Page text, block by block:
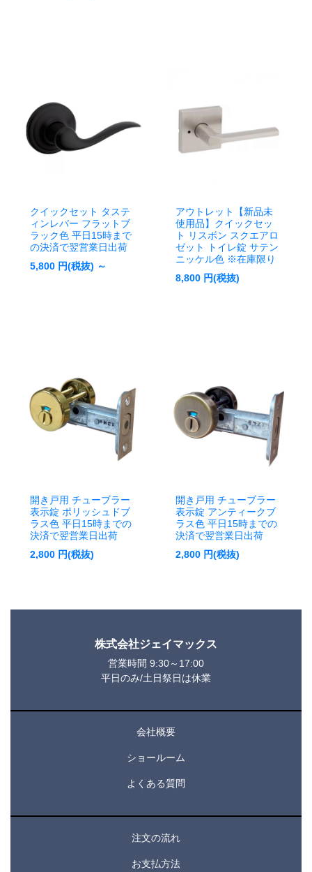
クイックセット タステ
ィンレバー フラットブ
ラック色 平日15時まで
の決済で翌営業日出荷
5,800 円(税抜) ～
アウトレット【新品未
使用品】クイックセッ
ト リスボン スクエアロ
ゼット トイレ錠 サテン
ニッケル色 ※在庫限り
8,800 円(税抜)
開き戸用 チューブラー
表示錠 ポリッシュドブ
ラス色 平日15時までの
決済で翌営業日出荷
2,800 円(税抜)
開き戸用 チューブラー
表示錠 アンティークブ
ラス色 平日15時までの
決済で翌営業日出荷
2,800 円(税抜)
株式会社ジェイマックス
営業時間 9:30～17:00
平日のみ/土日祭日は休業
会社概要
ショールーム
よくある質問
注文の流れ
お支払方法